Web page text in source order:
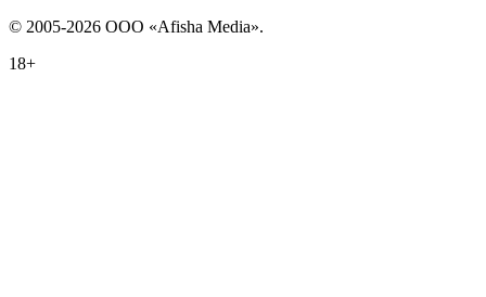
© 2005-2026 ООО «Afisha Media».
18+